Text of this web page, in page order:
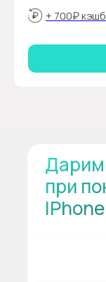
+ 700₽
Дарим
при
IPhone